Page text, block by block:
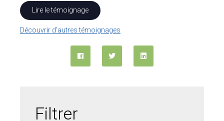
Lire le témoignage
Découvrir d’autres témoignages
Filtrer